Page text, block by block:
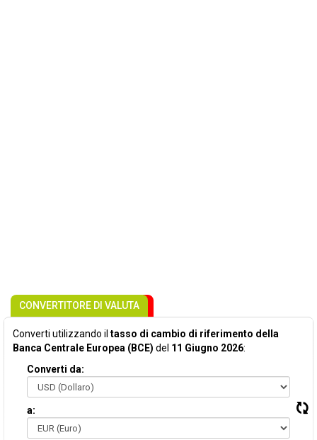
CONVERTITORE DI VALUTA
Converti utilizzando il tasso di cambio di riferimento della
Banca Centrale Europea (BCE) del 11 Giugno 2026:
Converti da:
a: